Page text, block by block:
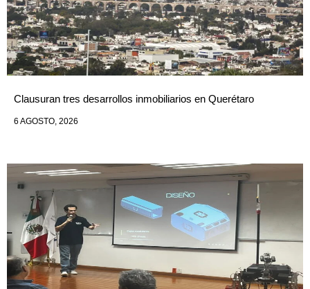
Clausuran tres desarrollos inmobiliarios en Querétaro
6 AGOSTO, 2026